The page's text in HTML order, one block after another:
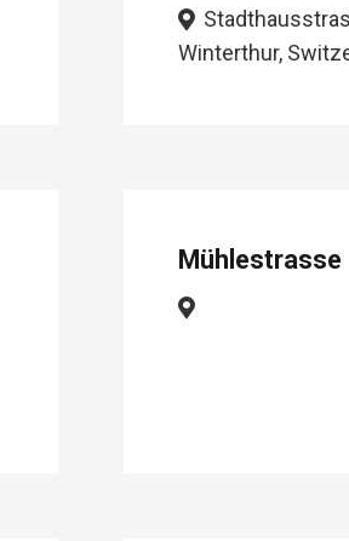
Winterthur,
Mühlestrasse